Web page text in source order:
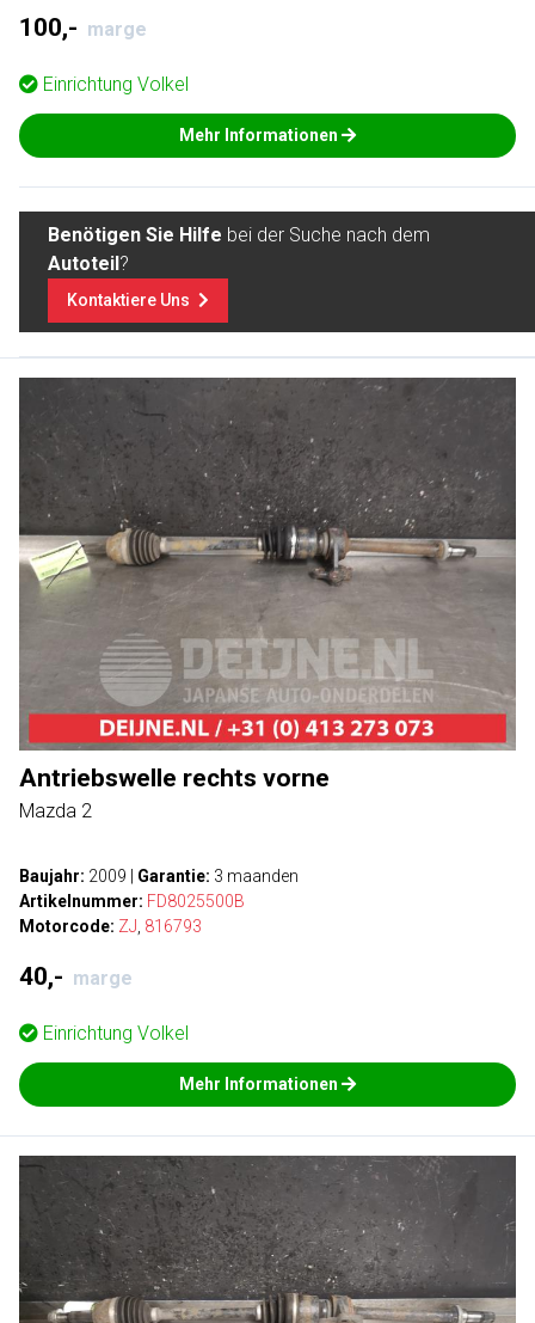
100,- marge
Einrichtung Volkel
Mehr Informationen
Benötigen Sie Hilfe bei der Suche nach dem
Autoteil?
Kontaktiere Uns
Antriebswelle rechts vorne
Mazda 2
Baujahr: 2009 Garantie: 3 maanden
Artikelnummer: FD8025500B
Motorcode: ZJ 816793
40,- marge
Einrichtung Volkel
Mehr Informationen